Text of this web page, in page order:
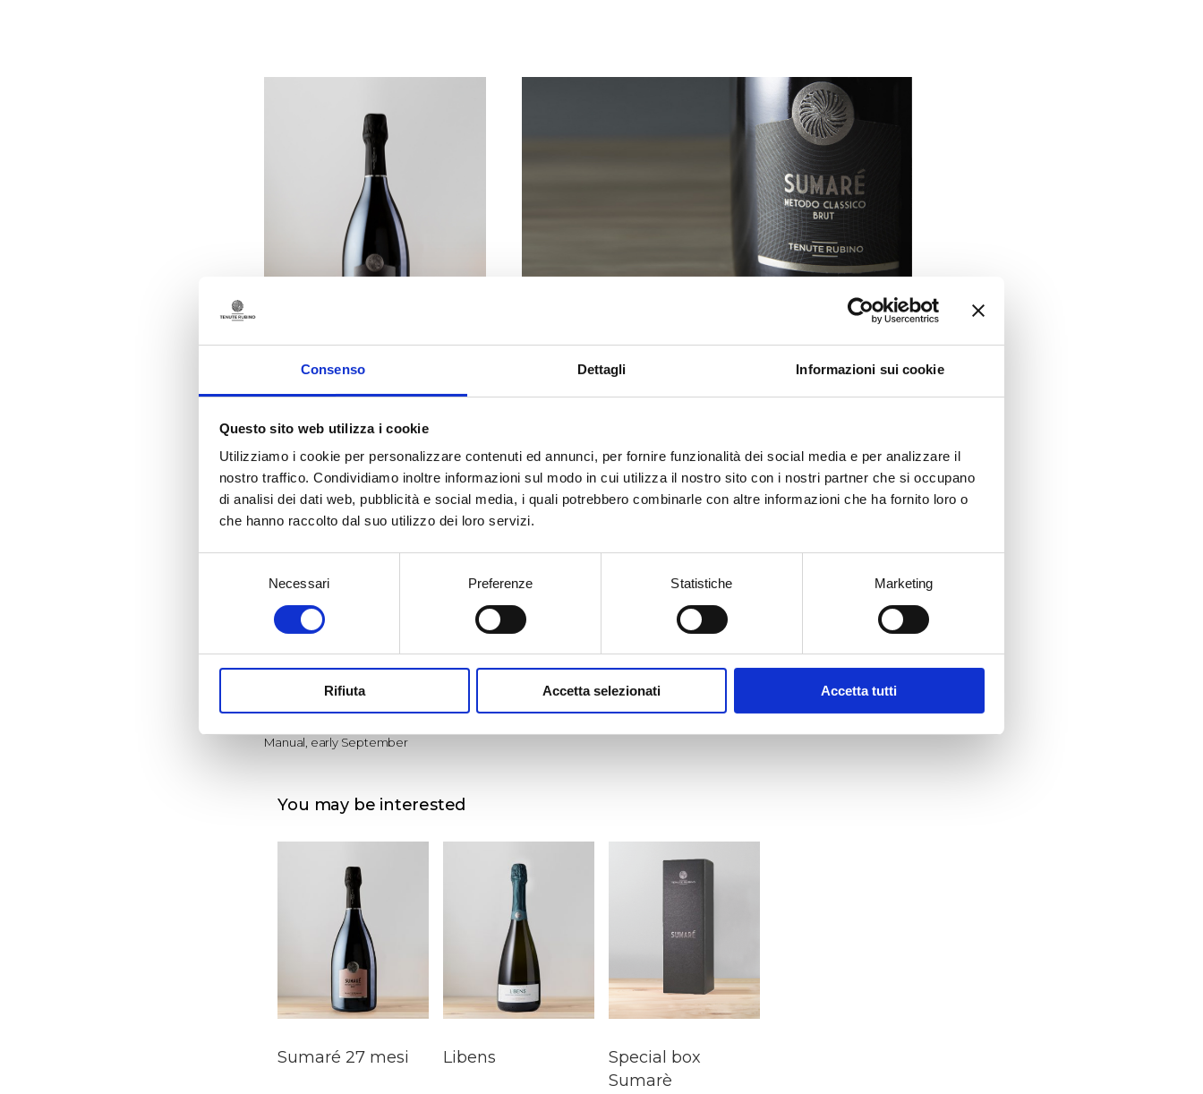
Consenso Dettagli Informazioni sui cookie
Questo sito web utilizza i cookie
Utilizziamo i cookie per personalizzare contenuti ed annunci, per fornire funzionalità dei social media e per analizzare il
nostro traffico. Condividiamo inoltre informazioni sul modo in cui utilizza il nostro sito con i nostri partner che si occupano
di analisi dei dati web, pubblicità e social media, i quali potrebbero combinarle con altre informazioni che ha fornito loro o
che hanno raccolto dal suo utilizzo dei loro servizi.
Necessari Preferenze Statistiche Marketing
Rifiuta Accetta selezionati Accetta tutti
Out of stock
Estate Characteristics
Susumaniello
Jaddico
Altitude
At sea level
Sandy
Training system
Manual, early September
Vinification
Between 16-18°C in steel
Sparkling Process
In the bottle
Ageing
incomparable harmony
You may be interested
Sumaré 27 mesi Libens
Special box
Sumarè